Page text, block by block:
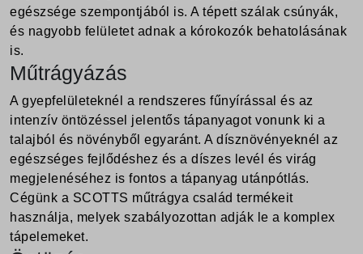
egészsége szempontjából is. A tépett szálak csúnyák,
és nagyobb felületet adnak a kórokozók behatolásának
is.
Műtrágyázás
A gyepfelületeknél a rendszeres fűnyírással és az
intenzív öntözéssel jelentős tápanyagot vonunk ki a
talajból és növényből egyaránt. A dísznövényeknél az
egészséges fejlődéshez és a díszes levél és virág
megjelenéséhez is fontos a tápanyag utánpótlás.
Cégünk a SCOTTS műtrágya család termékeit
használja, melyek szabályozottan adják le a komplex
tápelemeket.